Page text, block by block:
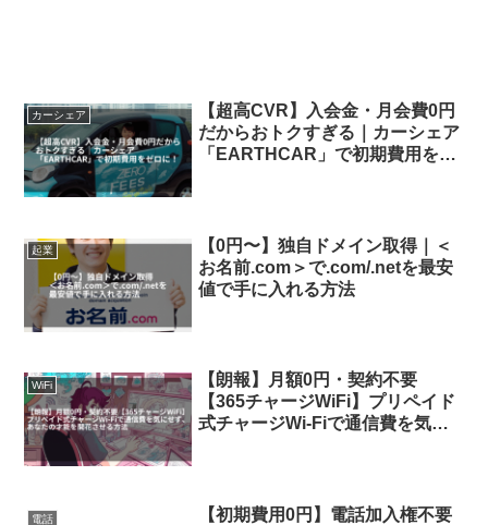
カーシェア
【超高CVR】入会金・月会費0円
だからおトクすぎる｜カーシェア
「EARTHCAR」で初期費用をゼ
起業
【0円〜】独自ドメイン取得｜＜
お名前.com＞で.com/.netを最安
値で手に入れる方法
WiFi
【朗報】月額0円・契約不要
【365チャージWiFi】プリペイド
式チャージWi-Fiで通信費を気に
電話
【初期費用0円】電話加入権不要